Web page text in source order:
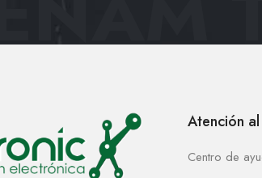
Atención
Centro de